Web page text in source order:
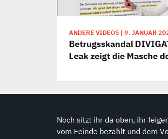
ANDERE VIDEOS | 9. JANUAR
Betrugsskandal
Leak zeigt die Masche
Noch sitzt ihr da oben, ihr
vom Feinde bezahlt und dem